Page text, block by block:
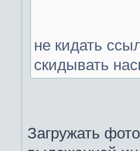
не кидать
скидывать
Загружать